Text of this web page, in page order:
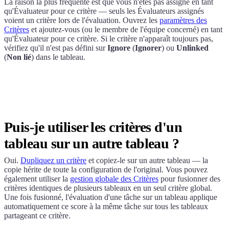
qu'Évaluateur pour ce critère — seuls les Évaluateurs assignés
voient un critère lors de l'évaluation. Ouvrez les paramètres des
Critères et ajoutez-vous (ou le membre de l'équipe concerné) en tant
qu'Évaluateur pour ce critère. Si le critère n'apparaît toujours pas,
vérifiez qu'il n'est pas défini surIgnore (Ignorer) ou Unlinked
(Non lié) dans le tableau.
Puis-je utiliser les critères d'un
tableau sur un autre tableau ?
Oui. Dupliquez un critère et copiez-le sur un autre tableau — la
copie hérite de toute la configuration de l'original. Vous pouvez
également utiliser la gestion globale des Critères pour fusionner des
critères identiques de plusieurs tableaux en un seul critère global.
Une fois fusionné, l'évaluation d'une tâche sur un tableau applique
automatiquement ce score à la même tâche sur tous les tableaux
partageant ce critère.